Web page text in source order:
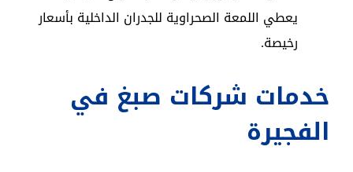
يعطي اللمعة الصحراوية للجدران الداخلية بأسعار
رخيصة.
خدمات شركات صبغ في
الفجيرة